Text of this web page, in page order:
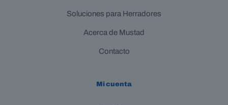
Soluciones para Herradores
Acerca de Mustad
Contacto
Mi cuenta